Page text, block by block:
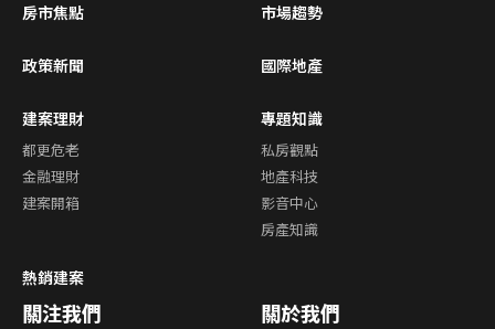
房市焦點 市場趨勢
政策新聞 國際地產
建案理財
都更危老
金融理財
建案開箱
專題知識
私房觀點
地產科技
影音中心
房產知識
熱銷建案
關注我們 關於我們